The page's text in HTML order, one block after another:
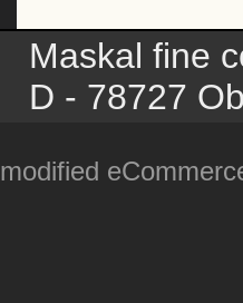
Maskal fine
D - 78727
modified